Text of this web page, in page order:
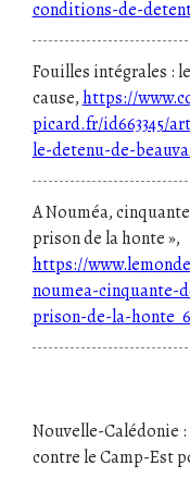
conditions-de-
Fouilles intégrales :
cause,https://
picard.fr/id663345/
le-detenu-de-
A Nouméa,
prison de la honte »,
https://
noumea-cinquante-
prison-de-la-
Nouvelle-Calédonie
contre le Camp-Est